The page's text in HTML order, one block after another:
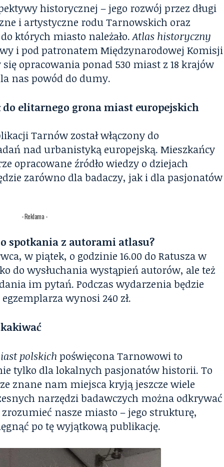
historycznej – jego rozwój przez długi
i artystyczne rodu Tarnowskich oraz
których miasto należało.Atlas historyczny
i pod patronatem Międzynarodowej Komisji
opracowania ponad 530 miast z 18 krajów
nas powód do dumy.
do elitarnego grona miast europejskich
Tarnów został włączony do
nad urbanistyką europejską. Mieszkańcy
opracowane źródło wiedzy o dziejach
zarówno dla badaczy, jak i dla pasjonatów
- Reklama -
spotkania z autorami atlasu?
w piątek, o godzinie 16.00 do Ratusza w
do wysłuchania wystąpień autorów, ale też
im pytań. Podczas wydarzenia będzie
wynosi 240 zł.
polskich poświęcona Tarnowowi to
tylko dla lokalnych pasjonatów historii. To
znane nam miejsca kryją jeszcze wiele
narzędzi badawczych można odkrywać
nasze miasto – jego strukturę,
po tę wyjątkową publikację.